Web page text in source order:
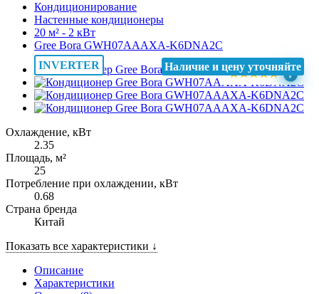
Кондиционирование
Настенные кондиционеры
20 м² - 2 кВт
Gree Bora GWH07AAAXA-K6DNA2C
★★★★★ i
INVERTER Наличие и цену уточняйте
Охлаждение, кВт
2.35
Площадь, м²
25
Потребление при охлаждении, кВт
0.68
Страна бренда
Китай
Показать все характеристики ↓
Описание
Характеристики